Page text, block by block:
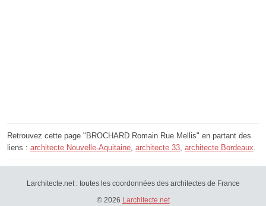
Retrouvez cette page "BROCHARD Romain Rue Mellis" en partant des
liens : architecte Nouvelle-Aquitaine architecte 33 architecte Bordeaux
Larchitecte.net : toutes les coordonnées des architectes de France
© 2026 Larchitecte.net